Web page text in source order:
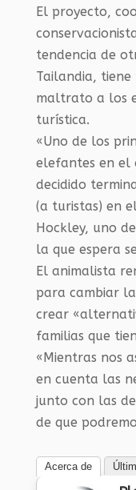
El proyecto,
tendencia de
Tailandia,
maltrato a los
turística.
«Uno de los
elefantes en el
decidido
(a turistas) en
Hockley, uno
la que espera
El animalista
para cambiar
crear
familias que
«Mientras nos
en cuenta las
junto con las
de que
Acerca de